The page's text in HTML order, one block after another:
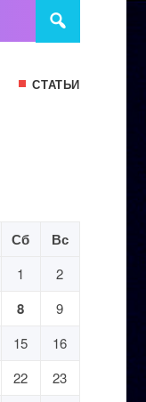
СТАТЬИ
Сб Вс
1
2
8
9
15
16
22
23